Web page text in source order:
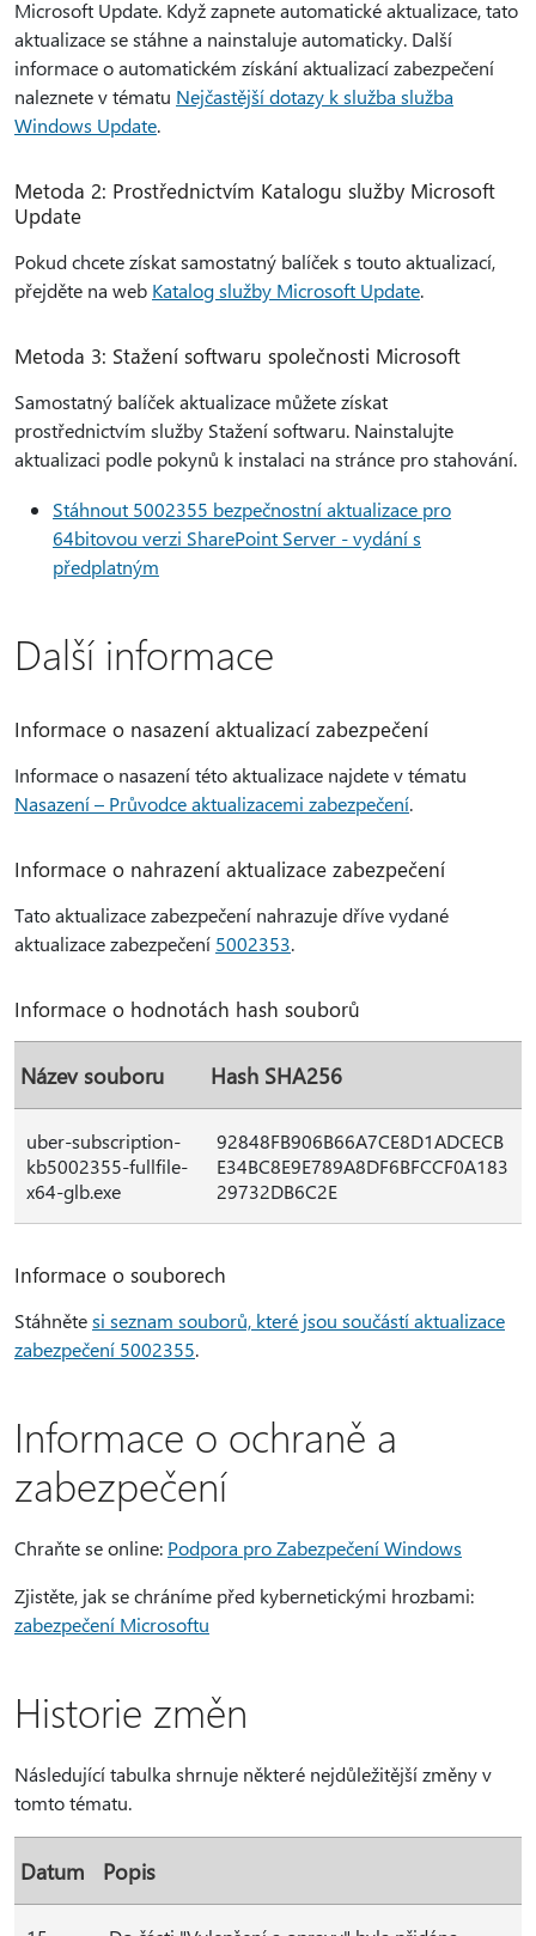
Microsoft Update. Když zapnete automatické aktualizace, tato
aktualizace se stáhne a nainstaluje automaticky. Další
informace o automatickém získání aktualizací zabezpečení
naleznete v tématu Nejčastější dotazy k služba služba
Windows Update.
Metoda 2: Prostřednictvím Katalogu služby Microsoft
Update
Pokud chcete získat samostatný balíček s touto aktualizací,
přejděte na web Katalog služby Microsoft Update.
Metoda 3: Stažení softwaru společnosti Microsoft
Samostatný balíček aktualizace můžete získat
prostřednictvím služby Stažení softwaru. Nainstalujte
aktualizaci podle pokynů k instalaci na stránce pro stahování.
Stáhnout 5002355 bezpečnostní aktualizace pro
64bitovou verzi SharePoint Server - vydání s
předplatným
Další informace
Informace o nasazení aktualizací zabezpečení
Informace o nasazení této aktualizace najdete v tématu
Nasazení – Průvodce aktualizacemi zabezpečení.
Informace o nahrazení aktualizace zabezpečení
Tato aktualizace zabezpečení nahrazuje dříve vydané
aktualizace zabezpečení 5002353.
Informace o hodnotách hash souborů
Název souboru Hash SHA256
uber-subscription-
kb5002355-fullfile-
x64-glb.exe
92848FB906B66A7CE8D1ADCECB
E34BC8E9E789A8DF6BFCCF0A183
29732DB6C2E
Informace o souborech
Stáhnětesi seznam souborů, které jsou součástí aktualizace
zabezpečení 5002355.
Informace o ochraně a
zabezpečení
Chraňte se online: Podpora pro Zabezpečení Windows
Zjistěte, jak se chráníme před kybernetickými hrozbami:
zabezpečení Microsoftu
Historie změn
Následující tabulka shrnuje některé nejdůležitější změny v
tomto tématu.
Datum Popis